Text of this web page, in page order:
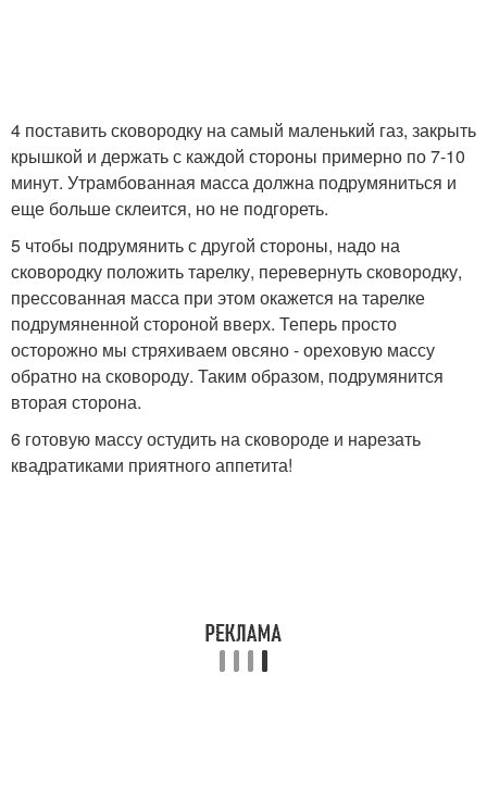
4 поставить сковородку на самый маленький газ, закрыть
крышкой и держать с каждой стороны примерно по 7-10
минут. Утрамбованная масса должна подрумяниться и
еще больше склеится, но не подгореть.
5 чтобы подрумянить с другой стороны, надо на
сковородку положить тарелку, перевернуть сковородку,
прессованная масса при этом окажется на тарелке
подрумяненной стороной вверх. Теперь просто
осторожно мы стряхиваем овсяно - ореховую массу
обратно на сковороду. Таким образом, подрумянится
вторая сторона.
6 готовую массу остудить на сковороде и нарезать
квадратиками приятного аппетита!